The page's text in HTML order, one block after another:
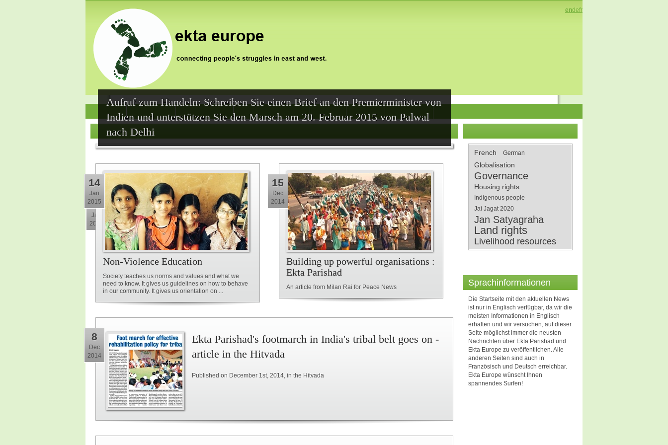
endefr
Aufruf zum Handeln: Schreiben Sie einen Brief an den Premierminister von
Indien und unterstützen Sie den Marsch am 20. Februar 2015 von Palwal
nach Delhi
30
Jan
2015
Non-Violence Education
Society teaches us norms and values and what we
need to know. It gives us guidelines on how to behave
in our community. It gives us orientation on ...
14
Jan
2015
Building up powerful organisations :
Ekta Parishad
An article from Milan Rai for Peace News
15
Dec
2014
8
Dec
2014
Ekta Parishad's footmarch in India's tribal belt goes on -
article in the Hitvada
Published on December 1st, 2014, in the Hitvada
French German
Globalisation
Governance
Housing rights
Indigenous people
Jai Jagat 2020
Jan Satyagraha
Land rights
Livelihood resources
Sprachinformationen
Die Startseite mit den aktuellen News
ist nur in Englisch verfügbar, da wir die
meisten Informationen in Englisch
erhalten und wir versuchen, auf dieser
Seite möglichst immer die neusten
Nachrichten über Ekta Parishad und
Ekta Europe zu veröffentlichen. Alle
anderen Seiten sind auch in
Französisch und Deutsch erreichbar.
Ekta Europe wünscht Ihnen
spannendes Surfen!